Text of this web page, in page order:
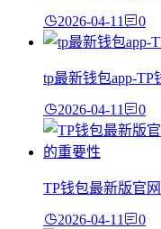
2026-04-11 0
tp最新钱包app-
2026-04-11 0
TP钱包最新版官
2026-04-11 0